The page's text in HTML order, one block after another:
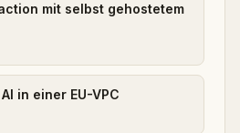
mit selbst gehostetem
in einer EU-VPC